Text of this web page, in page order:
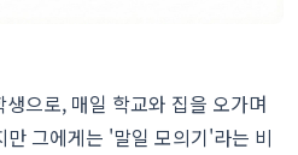
으로, 매일 학교와 집을 오가며
그에게는 '말일 모의기'라는 비